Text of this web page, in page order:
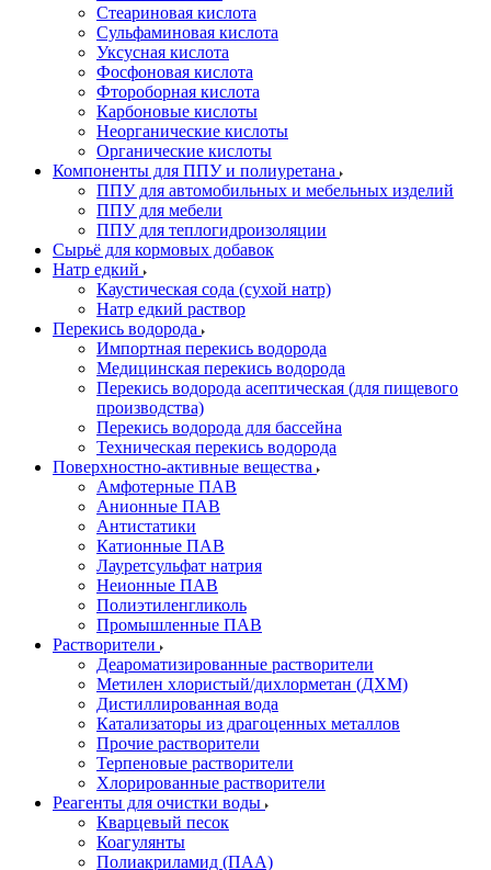
Стеариновая кислота
Сульфаминовая кислота
Уксусная кислота
Фосфоновая кислота
Фтороборная кислота
Карбоновые кислоты
Неорганические кислоты
Органические кислоты
Компоненты для ППУ и полиуретана
ППУ для автомобильных и мебельных изделий
ППУ для мебели
ППУ для теплогидроизоляции
Сырьё для кормовых добавок
Натр едкий
Каустическая сода (сухой натр)
Натр едкий раствор
Перекись водорода
Импортная перекись водорода
Медицинская перекись водорода
Перекись водорода асептическая (для пищевого
производства)
Перекись водорода для бассейна
Техническая перекись водорода
Поверхностно-активные вещества
Амфотерные ПАВ
Анионные ПАВ
Антистатики
Катионные ПАВ
Лауретсульфат натрия
Неионные ПАВ
Полиэтиленгликоль
Промышленные ПАВ
Растворители
Деароматизированные растворители
Метилен хлористый/дихлорметан (ДХМ)
Дистиллированная вода
Катализаторы из драгоценных металлов
Прочие растворители
Терпеновые растворители
Хлорированные растворители
Реагенты для очистки воды
Кварцевый песок
Коагулянты
Полиакриламид (ПАА)